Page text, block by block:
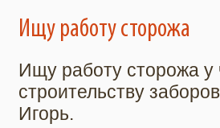
Ищу работу сторожа
Ищу работу сторожа у
строительству
Игорь.